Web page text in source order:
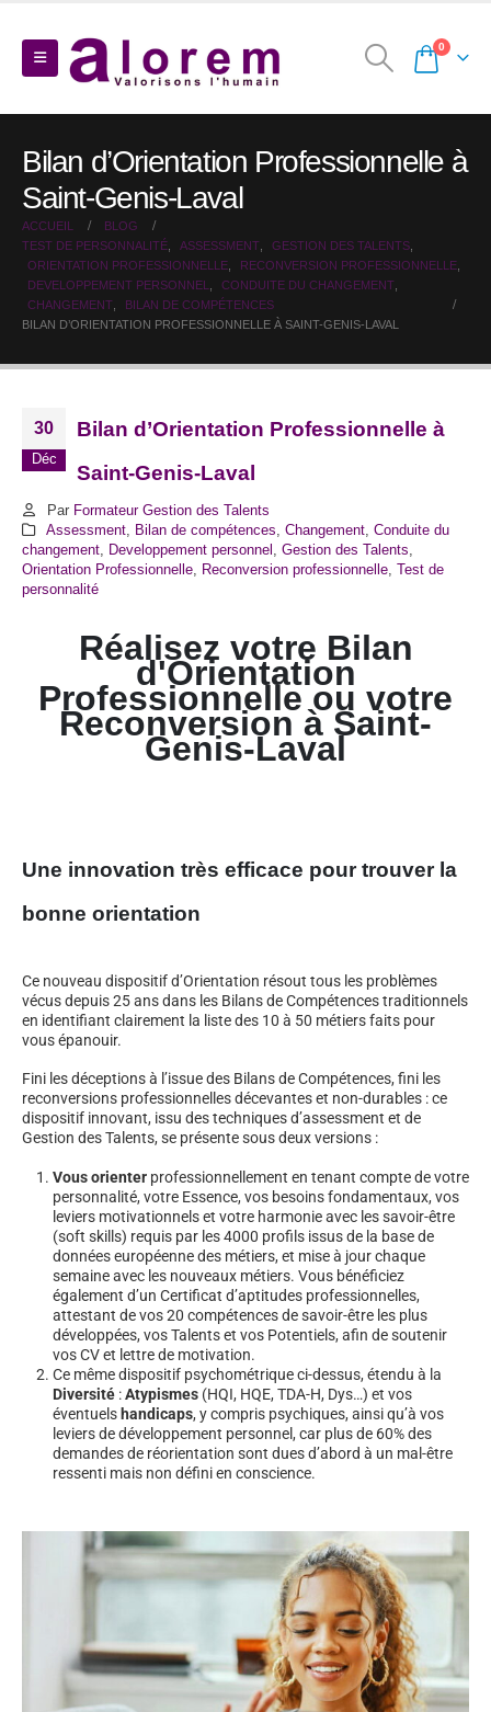
0
Bilan d’Orientation Professionnelle à
Saint-Genis-Laval
ACCUEIL
BLOG
TEST DE PERSONNALITÉ
ASSESSMENT GESTION DES TALENTS
ORIENTATION PROFESSIONNELLE
RECONVERSION PROFESSIONNELLE
DEVELOPPEMENT PERSONNEL
CONDUITE DU CHANGEMENT
CHANGEMENT
BILAN DE COMPÉTENCES
BILAN D’ORIENTATION PROFESSIONNELLE À SAINT-GENIS-LAVAL
30
Déc
Bilan d’Orientation Professionnelle à
Saint-Genis-Laval
Par Formateur Gestion des Talents
Assessment, Bilan de compétences Changement, Conduite du
changement
Developpement personnel Gestion des Talents
Orientation Professionnelle
Reconversion professionnelle Test de
personnalité
Réalisez votre Bilan
d'Orientation
Professionnelle ou votre
Reconversion àSaint-
Genis-Laval
Une innovation très efficace pour trouver la
bonne orientation
Ce nouveau dispositif d’Orientation résout tous les problèmes
vécus depuis 25 ans dans les Bilans de Compétences traditionnels
en identifiant clairement la liste des 10 à 50 métiers faits pour
vous épanouir.
Fini les déceptions à l’issue des Bilans de Compétences, fini les
reconversions professionnelles décevantes et non-durables : ce
dispositif innovant, issu des techniques d’assessment et de
Gestion des Talents, se présente sous deux versions :
Vous orienter professionnellement en tenant compte de votre
personnalité, votre Essence, vos besoins fondamentaux, vos
leviers motivationnels et votre harmonie avec les savoir-être
(soft skills) requis par les 4000 profils issus de la base de
données européenne des métiers, et mise à jour chaque
semaine avec les nouveaux métiers. Vous bénéficiez
également d’un Certificat d’aptitudes professionnelles,
attestant de vos 20 compétences de savoir-être les plus
développées, vos Talents et vos Potentiels, afin de soutenir
vos CV et lettre de motivation.
Ce même dispositif psychométrique ci-dessus, étendu à la
Diversité :Atypismes (HQI, HQE, TDA-H, Dys…) et vos
éventuels handicaps, y compris psychiques, ainsi qu’à vos
leviers de développement personnel, car plus de 60% des
demandes de réorientation sont dues d’abord à un mal-être
ressenti mais non défini en conscience.